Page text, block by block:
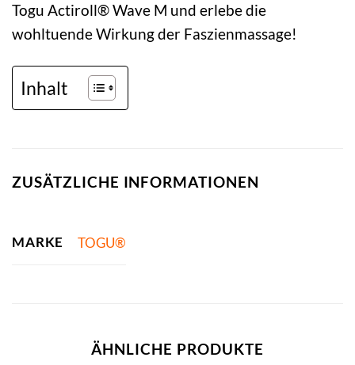
Togu Actiroll® Wave M und erlebe die
wohltuende Wirkung der Faszienmassage!
Inhalt
ZUSÄTZLICHE INFORMATIONEN
MARKE TOGU®
ÄHNLICHE PRODUKTE